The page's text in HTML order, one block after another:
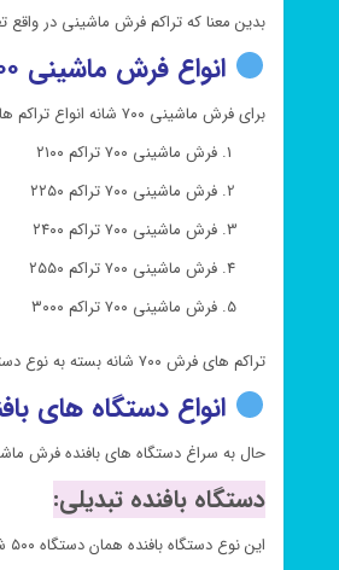
بدین معنا که تراکم فرش ماشینی در
انواع فرش ماشینی ۷۰۰:
برای فرش ماشینی ۷۰۰ شانه انواع تراکم ها وجود دارد که عبارتند از:
فرش ماشینی ۷۰۰ تراکم ۲۱۰۰
فرش ماشینی ۷۰۰ تراکم ۲۲۵۰
فرش ماشینی ۷۰۰ تراکم ۲۴۰۰
فرش ماشینی ۷۰۰ تراکم ۲۵۵۰
فرش ماشینی ۷۰۰ تراکم ۳۰۰۰
تراکم های فرش ۷۰۰ شانه بسته به نوع دستگاه بافنده فرش دارد و حال باید تشخیص دهیم که کدام نوع تراکم های فرش ماشینی ۷۰۰ شانه واقعی می باشد.
انواع دستگاه های
حال به سراغ دستگاه های بافنده فرش ماشینی ۷۰۰ می رویم تا بدانیم تراکم واقعی فرش ۷۰۰ شانه متعلق به کدام
دستگاه بافنده تبدیلی:
این نوع دستگاه بافنده همان دستگاه ۵۰۰ شانه می باشد اما مشخصات آن را به فرش ۷۰۰ شانه تنظیم کرده اند.